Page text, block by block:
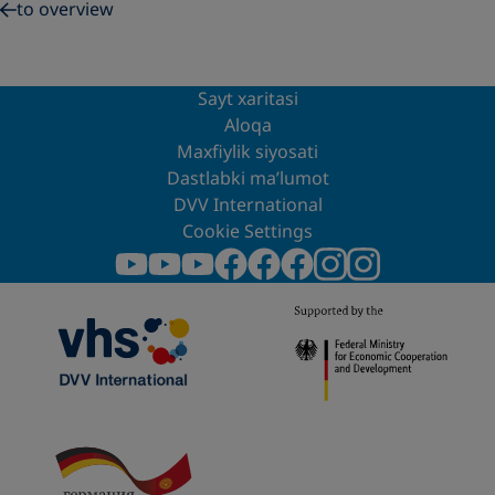
to overview
Sayt xaritasi
Aloqa
Maxfiylik siyosati
Dastlabki ma’lumot
DVV International
Cookie Settings